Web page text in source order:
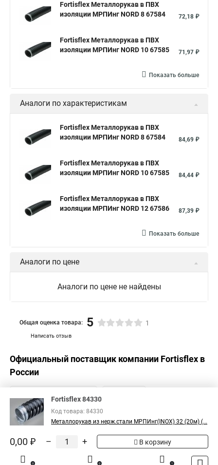
Fortisflex Металлорукав в ПВХ
изоляции МРПИнг NORD 8 67584
72,18 ₽
Fortisflex Металлорукав в ПВХ
изоляции МРПИнг NORD 10 67585
71,97 ₽
Показать больше
Аналоги по характеристикам
Fortisflex Металлорукав в ПВХ
изоляции МРПИнг NORD 8 67584
84,69 ₽
Fortisflex Металлорукав в ПВХ
изоляции МРПИнг NORD 10 67585
84,44 ₽
Fortisflex Металлорукав в ПВХ
изоляции МРПИнг NORD 12 67586
87,39 ₽
Показать больше
Аналоги по цене
Аналоги по цене не найдены
Написать отзыв
Общая оценка товара: 5 1
Официальный поставщик компании Fortisflex в
России
Fortisflex 84330
Код товара: 84330
Металлорукав из нерж.стали МРПИнг(INOX) 32 (20м) (...
0,00 ₽ – + В корзину
0 0 1